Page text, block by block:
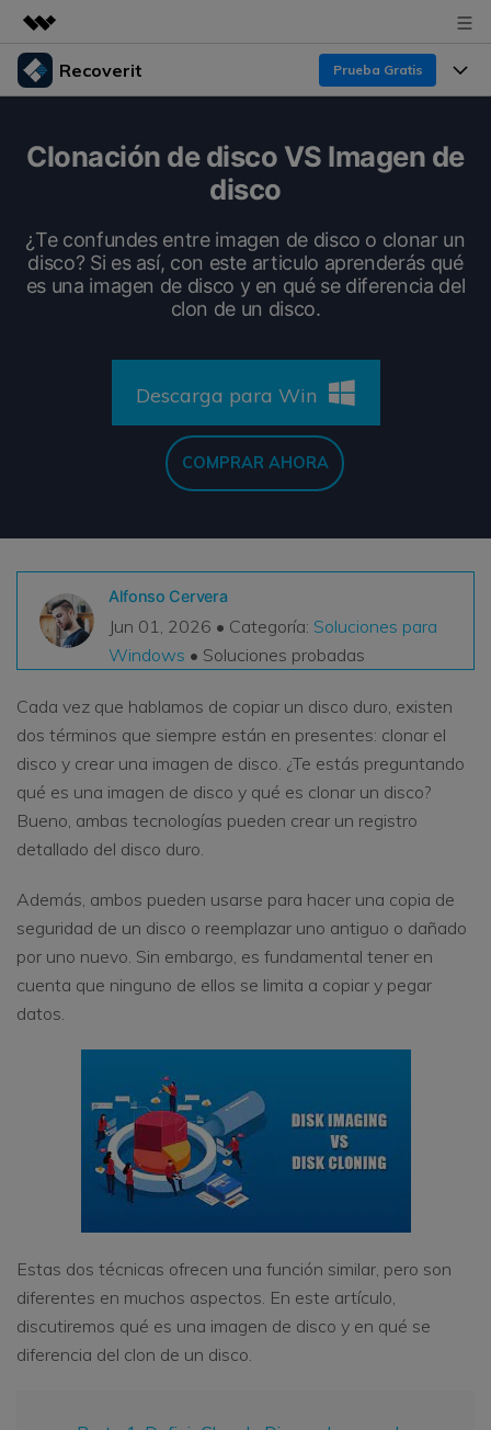
Productos destacados
Utilidades
Empresas
Sala de prensa
Recoverit Prueba Gratis
Líder en recuperación para Windows
Pruébalo Gratis
Recoverit para Mac
Recupera datos ilimitados del sistema Mac
Pruébalo Gratis
Recoverit Gratis
Pruébalo Gratis
Otros Productos
Repairit - Reparar Datos
UBackit - Respaldar Datos
Recuperar de Unidades
Recuperar Medios Borrados
Recuperar Documentos
Escenarios de Pérdida de Datos
Recursos
Historias de Clientes
Temas Destacados
DESCARGAR Sign In
search
Clonación de disco VS Imagen de
disco
¿Te confundes entre imagen de disco o clonar un
disco? Si es así, con este articulo aprenderás qué
es una imagen de disco y en qué se diferencia del
clon de un disco.
Descarga para Win
COMPRAR AHORA
Alfonso Cervera
Jun 01, 2026 • Categoría: Soluciones para
Windows • Soluciones probadas
Cada vez que hablamos de copiar un disco duro, existen
dos términos que siempre están en presentes: clonar el
disco y crear una imagen de disco. ¿Te estás preguntando
qué es una imagen de disco y qué es clonar un disco?
Bueno, ambas tecnologías pueden crear un registro
detallado del disco duro.
Además, ambos pueden usarse para hacer una copia de
seguridad de un disco o reemplazar uno antiguo o dañado
por uno nuevo. Sin embargo, es fundamental tener en
cuenta que ninguno de ellos se limita a copiar y pegar
datos.
Estas dos técnicas ofrecen una función similar, pero son
diferentes en muchos aspectos. En este artículo,
discutiremos qué es una imagen de disco y en qué se
diferencia del clon de un disco.